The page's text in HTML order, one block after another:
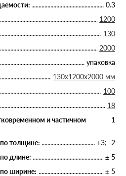
0.3
1200
130
2000
упаковка
130х1200х2000 мм
100
18
и частичном
1
толщине:
+3; -2
длине:
± 5
ширине:
± 5